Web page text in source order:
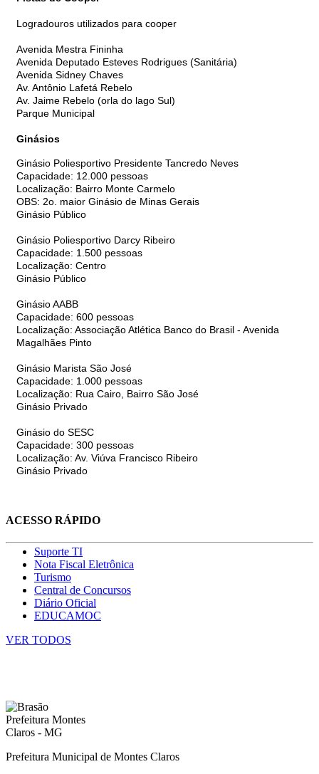
Logradouros utilizados para cooper
Avenida Mestra Fininha
Avenida Deputado Esteves Rodrigues (Sanitária)
Avenida Sidney Chaves
Av. Antônio Lafetá Rebelo
Av. Jaime Rebelo (orla do lago Sul)
Parque Municipal
Ginásios
Ginásio Poliesportivo Presidente Tancredo Neves
Capacidade: 12.000 pessoas
Localização: Bairro Monte Carmelo
OBS: 2o. maior Ginásio de Minas Gerais
Ginásio Público
Ginásio Poliesportivo Darcy Ribeiro
Capacidade: 1.500 pessoas
Localização: Centro
Ginásio Público
Ginásio AABB
Capacidade: 600 pessoas
Localização: Associação Atlética Banco do Brasil - Avenida
Magalhães Pinto
Ginásio Marista São José
Capacidade: 1.000 pessoas
Localização: Rua Cairo, Bairro São José
Ginásio Privado
Ginásio do SESC
Capacidade: 300 pessoas
Localização: Av. Viúva Francisco Ribeiro
Ginásio Privado
ACESSO RÁPIDO
Suporte TI
Nota Fiscal Eletrônica
Turismo
Central de Concursos
Diário Oficial
EDUCAMOC
VER TODOS
Prefeitura Municipal de Montes Claros